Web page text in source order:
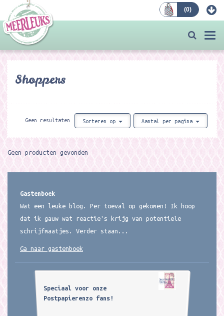
(0)
Shoppers
Geen resultaten Sorteren op Aantal per pagina
Geen producten gevonden
Gastenboek
Wat een leuke blog. Per toeval op gekomen! Ik hoop
dat ik gauw wat reactie's krijg van potentiele
schrijfmaatjes. Verder staan...
Ga naar gastenboek
Speciaal voor onze
Postpapierenzo fans!